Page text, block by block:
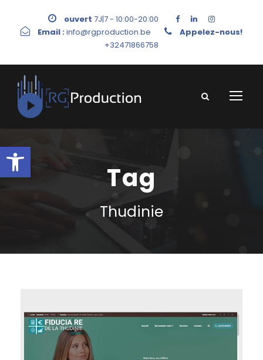
Ouvrir la barre d’outils
ouvert 7J|7 - 10:00-20:00
Email :info@rgproduction.be
Appelez-nous!
+32471866758
Tag
Thudinie